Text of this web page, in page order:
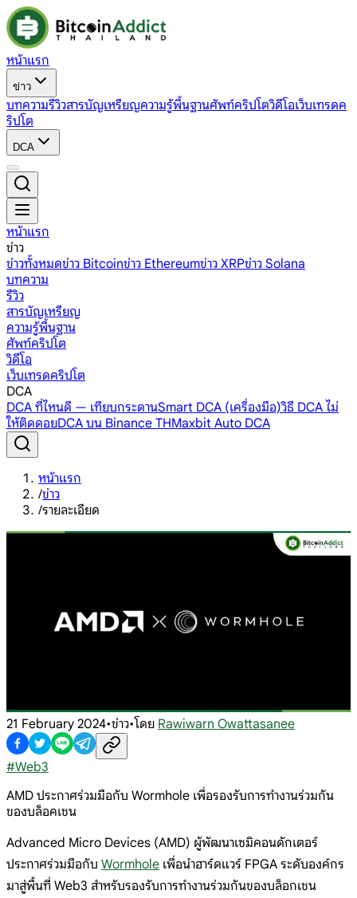
หน้าแรก
ข่าว
บทความรีวิวสารบัญเหรียญความรู้พื้นฐานศัพท์คริปโตวิดีโอเว็บเทรดค
ริปโต
DCA
หน้าแรก
ข่าว
ข่าวทั้งหมดข่าว Bitcoinข่าว Ethereumข่าว XRPข่าว Solana
บทความ
รีวิว
สารบัญเหรียญ
ความรู้พื้นฐาน
ศัพท์คริปโต
วิดีโอ
เว็บเทรดคริปโต
DCA
DCA ที่ไหนดี — เทียบกระดานSmart DCA (เครื่องมือ)วิธี DCA ไม่
ให้ติดดอยDCA บน Binance THMaxbit Auto DCA
หน้าแรก
/ข่าว
/รายละเอียด
21 February 2024•ข่าว•โดย Rawiwarn Owattasanee
#Web3
AMD ประกาศร่วมมือกับ Wormhole เพื่อรองรับการทำงานร่วมกัน
ของบล็อคเชน
Advanced Micro Devices (AMD) ผู้พัฒนาเซมิคอนดักเตอร์
ประกาศร่วมมือกับ Wormhole เพื่อนำฮาร์ดแวร์ FPGA ระดับองค์กร
มาสู่พื้นที่ Web3 สำหรับรองรับการทำงานร่วมกันของบล็อกเชน